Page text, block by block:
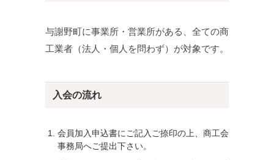
与謝野町に事業所・営業所がある、全ての商
工業者（法人・個人を問わず）が対象です。
入会の流れ
会員加入申込書にご記入ご捺印の上、商工会
事務局へご提出下さい。